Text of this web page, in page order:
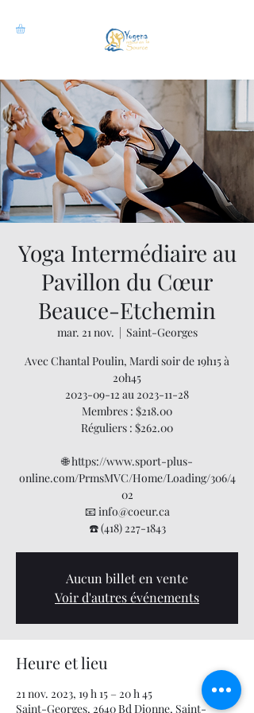
Yoga Intermédiaire au
Pavillon du Cœur
Beauce-Etchemin
mar. 21 nov.
  |
Saint-Georges
Avec Chantal Poulin, Mardi soir de 19h15 à
20h45
2023-09-12 au 2023-11-28
Membres : $218.00
Réguliers : $262.00
🌐 https://www.sport-plus-
online.com/PrmsMVC/Home/Loading/306/4
02
📧 info@coeur.ca
☎️ (418) 227-1843
Aucun billet en vente
Voir d'autres événements
Heure et lieu
21 nov. 2023, 19 h 15 – 20 h 45
Saint-Georges, 2640 Bd Dionne, Saint-